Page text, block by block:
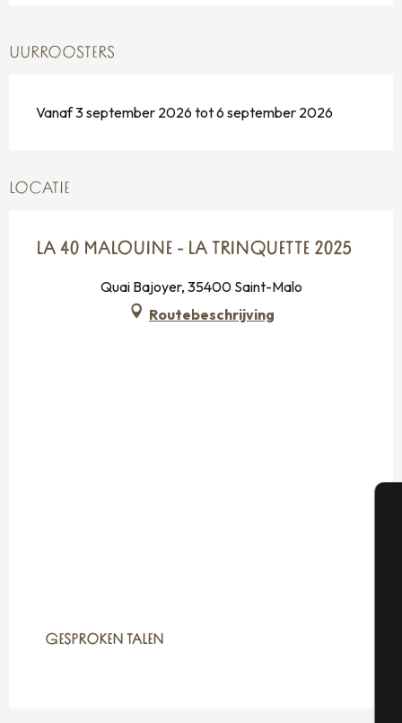
UURROOSTERS
Vanaf 3 september 2026 tot 6 september 2026
LOCATIE
LA 40 MALOUINE - LA TRINQUETTE 2025
Quai Bajoyer, 35400 Saint-Malo
Routebeschrijving
GESPROKEN TALEN
GESPROKEN TALEN